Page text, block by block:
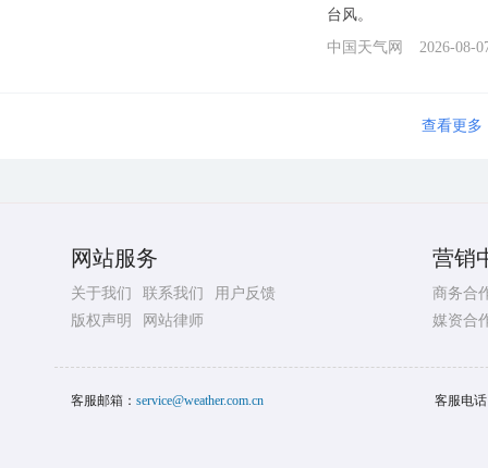
台风。
中国天气网
2026-08-
查看更多
网站服务
关于我们 联系我们
用户反馈
版权声明
网站律师
营销
商务合
媒资合
客服邮箱： service@weather.com.cn 客服电